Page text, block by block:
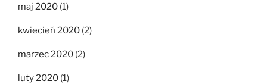
maj 2020 (1)
kwiecień 2020 (2)
marzec 2020 (2)
luty 2020 (1)